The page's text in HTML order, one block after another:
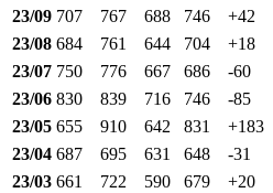
23/09 707 767 688 746 +42
23/08 684 761 644 704 +18
23/07 750 776 667 686 -60
23/06 830 839 716 746 -85
23/05 655 910 642 831 +183
23/04 687 695 631 648 -31
23/03 661 722 590 679 +20